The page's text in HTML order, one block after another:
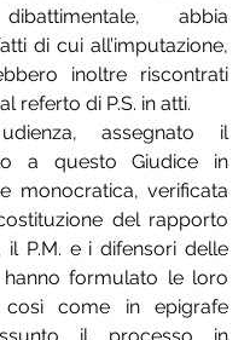
abbia
di cui all’imputazione,
referto di P.S. in atti.
udienza, assegnato il
a questo Giudice in
monocratica, verificata
del rapporto
il P.M. e i difensori delle
formulato le loro
così come in epigrafe